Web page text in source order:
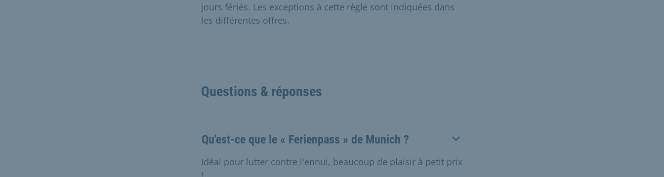
jours fériés. Les exceptions à cette règle sont indiquées dans
les différentes offres.
Questions & réponses
Qu'est-ce que le « Ferienpass » de Munich ?
Idéal pour lutter contre l'ennui, beaucoup de plaisir à petit prix